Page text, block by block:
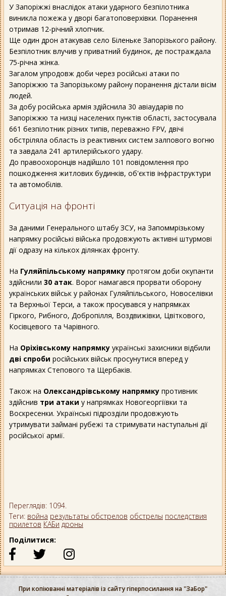
У Запоріжжі внаслідок атаки ударного безпілотника
виникла пожежа у дворі багатоповерхівки. Поранення
отримав 12-річний хлопчик.
Ще один дрон атакував село Біленьке Запорізького району.
Безпілотник влучив у приватний будинок, де постраждала
75-річна жінка.
Загалом упродовж доби через російські атаки по
Запоріжжю та Запорізькому району поранення дістали вісім
людей.
За добу російська армія здійснила 30 авіаударів по
Запоріжжю та низці населених пунктів області, застосувала
661 безпілотник різних типів, переважно FPV, двічі
обстріляла область із реактивних систем залпового вогню
та завдала 241 артилерійського удару.
До правоохоронців надійшло 101 повідомлення про
пошкодження житлових будинків, об'єктів інфраструктури
та автомобілів.
Ситуація на фронті
За даними Генерального штабу ЗСУ, на Запоммрізькому
напрямку російські війська продовжують активні штурмові
дії одразу на кількох ділянках фронту.
На Гуляйпільському напрямку протягом доби окупанти
здійснили 30 атак. Ворог намагався прорвати оборону
українських військ у районах Гуляйпільського, Новоселівки
та Верхньої Терси, а також просувався у напрямках
Гіркого, Рибного, Добропілля, Воздвижівки, Цвіткового,
Косівцевого та Чарівного.
На Оріхівському напрямку українські захисники відбили
дві спроби російських військ просунутися вперед у
напрямках Степового та Щербаків.
Також на Олександрівському напрямку противник
здійснив три атаки у напрямках Новогеоргіївки та
Воскресенки. Українські підрозділи продовжують
утримувати займані рубежі та стримувати наступальні дії
російської армії.
Переглядів: 1094.
Теги: война результаты обстрелов обстрелы последствия
прилетов КАБи дроны
Поділитися:
При копіюванні матеріалів із сайту гіперпосилання на "ЗаБор"